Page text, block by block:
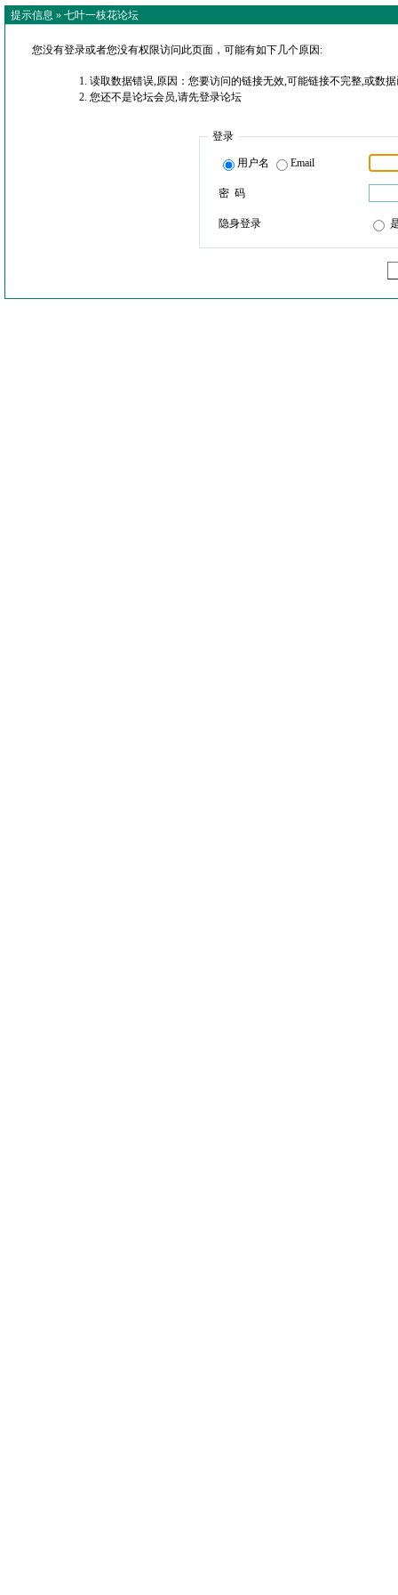
提示信息 » 七叶一枝花论坛
您没有登录或者您没有权限访问此页面，可能有如下几个原因:
读取数据错误,原因：您要访问的链接无效,可能链接不完整,或数
您还不是论坛会员,请先登录论坛
登录
用户名 Email
密 码
隐身登录